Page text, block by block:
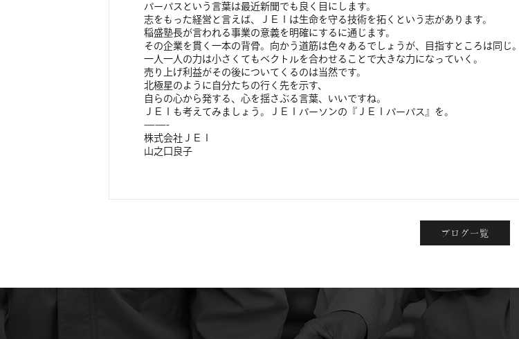
パーパスという言葉は最近新聞でも良く目にします。
志をもった経営と言えば、ＪＥＩは生命を守る技術を拓くという志があります。
稲盛塾長が言われる事業の意義を明確にするに通じます。
その企業を貫く一本の背骨。向かう道筋は色々あるでしょうが、目指すところは同じ。
一人一人の力は小さくてもベクトルを合わせることで大きな力になっていく。
売り上げ利益がその後についてくるのは当然です。
北極星のように自分たちの行く先を示す、
自らの心から発する、心を揺さぶる言葉、いいですね。
ＪＥＩも考えてみましょう。ＪＥＩパーソンの『ＪＥＩパーパス』を。
——-
株式会社ＪＥＩ
山之口良子
ブログ一覧